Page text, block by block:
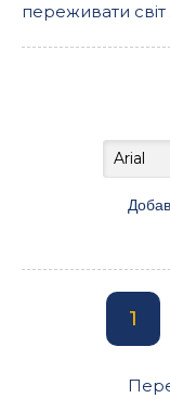
переживати світ
1